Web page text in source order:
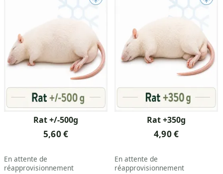
Rat +/-500g
5,60 €
En attente de
réapprovisionnement
Rat +350g
4,90 €
En attente de
réapprovisionnement